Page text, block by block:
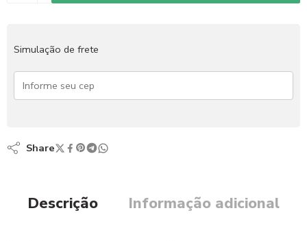
Simulação de frete
Share
Descrição Informação adicional